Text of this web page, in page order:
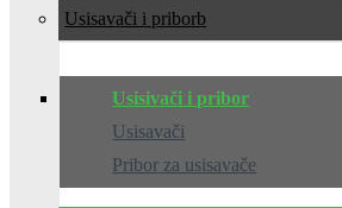
Usisavači i pribor
Usisivači i pribor
Usisavači
Pribor za usisavače